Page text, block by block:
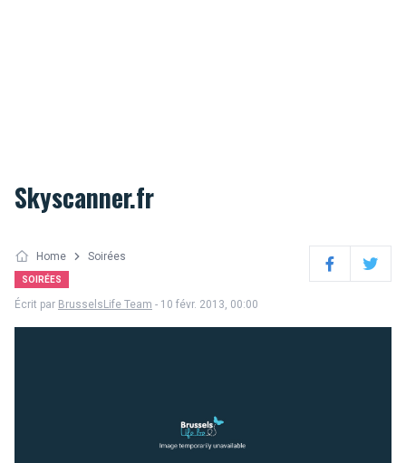
Skyscanner.fr
Home Soirées
SOIRÉES FacebookTwitter
Écrit par BrusselsLife Team - 10 févr. 2013, 00:00